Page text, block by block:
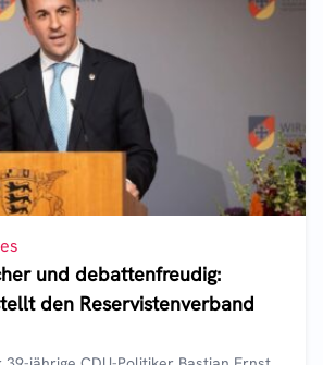
und debattenfreudig:
den Reservistenverband